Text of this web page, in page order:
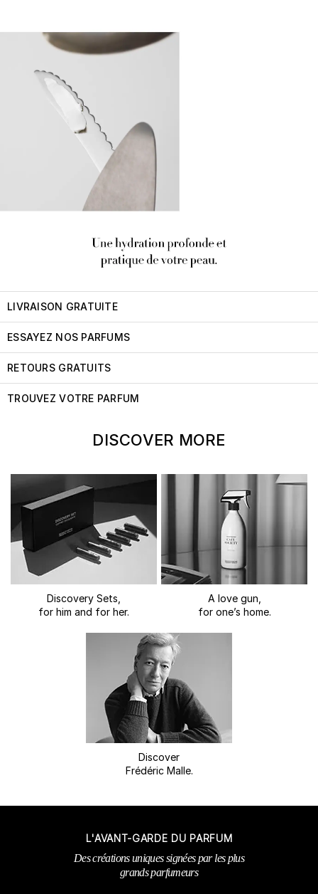
LIVRAISON GRATUITE
ESSAYEZ NOS PARFUMS
RETOURS GRATUITS
TROUVEZ VOTRE PARFUM
DISCOVER MORE
Discovery Sets,
for him and for her.
A love gun,
for one’s home.
Discover
Frédéric Malle.
L'AVANT-GARDE DU PARFUM
Des créations uniques signées par les plus
grands parfumeurs